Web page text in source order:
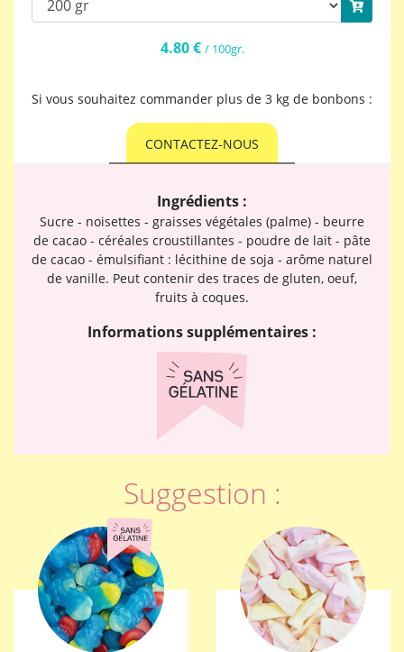
4.80 € / 100gr.
Si vous souhaitez commander plus de 3 kg de bonbons :
CONTACTEZ-NOUS
Ingrédients :
Sucre - noisettes - graisses végétales (palme) - beurre
de cacao - céréales croustillantes - poudre de lait - pâte
de cacao - émulsifiant : lécithine de soja - arôme naturel
de vanille. Peut contenir des traces de gluten, oeuf,
fruits à coques.
Informations supplémentaires :
Suggestion :